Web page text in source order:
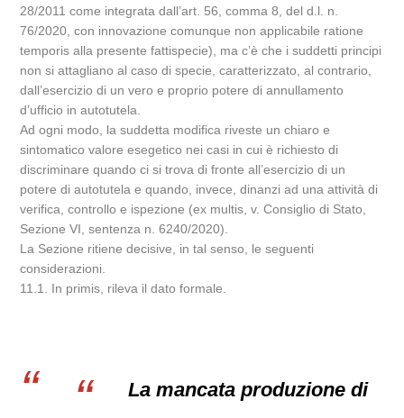
28/2011 come integrata dall’art. 56, comma 8, del d.l. n.
76/2020, con innovazione comunque non applicabile ratione
temporis alla presente fattispecie), ma c’è che i suddetti principi
non si attagliano al caso di specie, caratterizzato, al contrario,
dall’esercizio di un vero e proprio potere di annullamento
d’ufficio in autotutela.
Ad ogni modo, la suddetta modifica riveste un chiaro e
sintomatico valore esegetico nei casi in cui è richiesto di
discriminare quando ci si trova di fronte all’esercizio di un
potere di autotutela e quando, invece, dinanzi ad una attività di
verifica, controllo e ispezione (ex multis, v. Consiglio di Stato,
Sezione VI, sentenza n. 6240/2020).
La Sezione ritiene decisive, in tal senso, le seguenti
considerazioni.
11.1. In primis, rileva il dato formale.
La mancata produzione di